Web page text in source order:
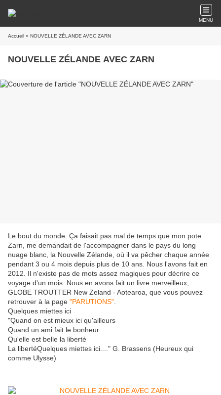
MENU
Accueil » NOUVELLE ZÉLANDE AVEC ZARN
NOUVELLE ZÉLANDE AVEC ZARN
Le bout du monde. Ça faisait pas mal de temps que mon pote
Zarn, me demandait de l'accompagner dans le pays du long
nuage blanc, la Nouvelle Zélande, où il va pêcher chaque année
pendant 3 ou 4 mois depuis plus de 10 ans. Nous l'avons fait en
2012. Il n'existe pas de mots assez magiques pour décrire ce
voyage d'un mois. Nous en avons fait un livre merveilleux,
GLOBE TROUTTER New Zeland - Aotearoa, que vous pouvez
retrouver à la page "PARUTIONS"
Quelques miettes ici
"Quand on est mieux ici qu'ailleurs
Quand un ami fait le bonheur
Qu'elle est belle la liberté
La libertéQuelques miettes ici...." G. Brassens (Heureux qui
comme Ulysse)